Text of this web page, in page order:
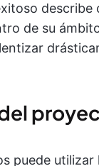
describe
de su
puede